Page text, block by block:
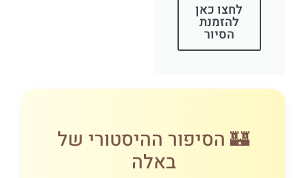
לחצו כאן
להזמנת
הסיור
🏰 הסיפור ההיסטורי של
באלה